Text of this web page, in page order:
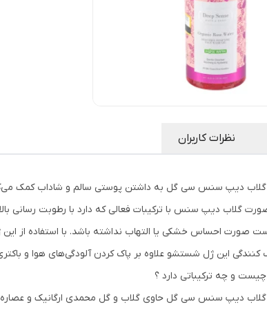
نظرات کاربران
این ژل شستشو علاوه بر پاک کردن آلودگی‌های هوا و
و چه ترکیباتی دارد ؟
دیپ سنس سی گل حاوی گلاب و گل محمدی ارگانیک و عصاره